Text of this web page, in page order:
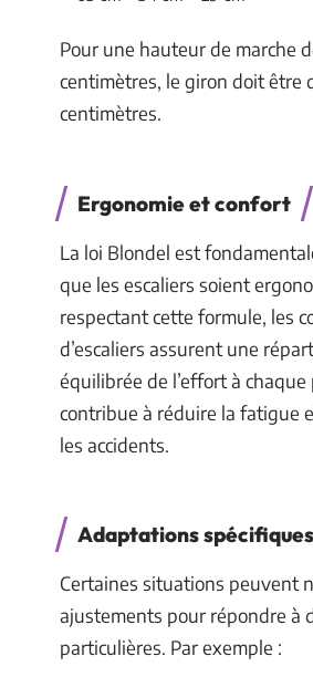
Pour une hauteur de marche
centimètres, le giron doit être
centimètres.
Ergonomie et confort
La loi Blondel est
que les escaliers soient
respectant cette formule, les
d’escaliers assurent une
équilibrée de l’effort à chaque
contribue à réduire la fatigue
les accidents.
Adaptations spécifiques
Certaines situations peuvent
ajustements pour répondre à
particulières. Par exemple :